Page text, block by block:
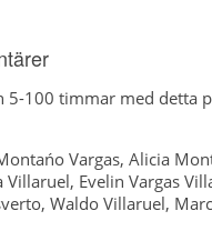
5-100 timmar med detta
Vargas, Alicia
Evelin Vargas
Waldo Villaruel,